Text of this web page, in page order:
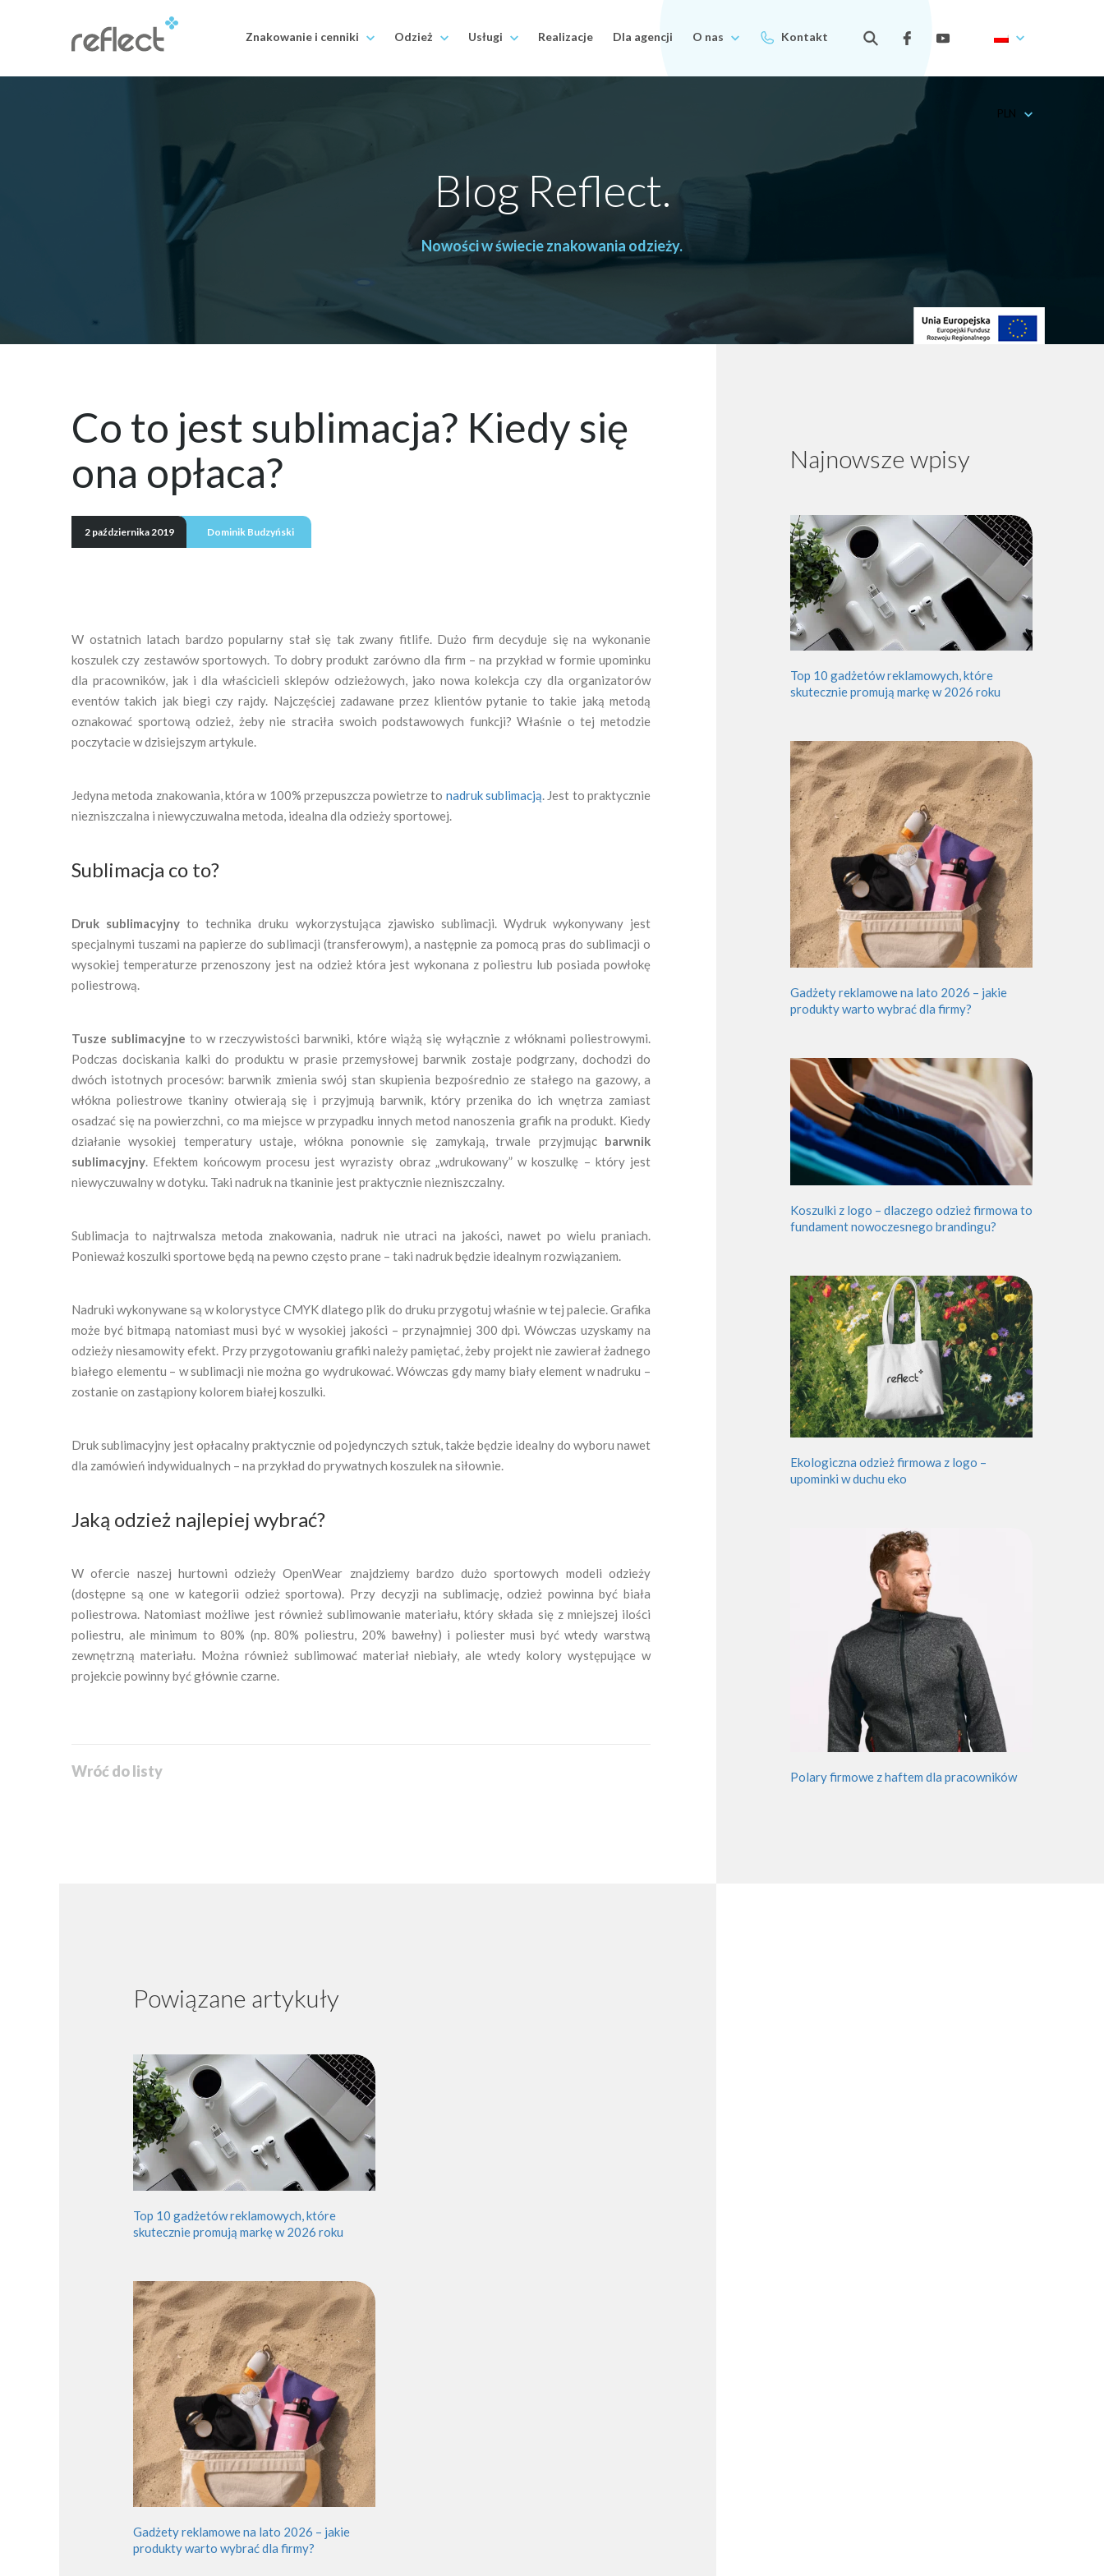
Znakowanie i cenniki Odzież Usługi Realizacje Dla agencji O nas Kontakt
PLN
Blog Reflect.
Nowości w świecie znakowania odzieży.
Co to jest sublimacja? Kiedy się
ona opłaca?
2 października 2019 Dominik Budzyński
W ostatnich latach bardzo popularny stał się tak zwany fitlife. Dużo firm decyduje się na wykonanie
koszulek czy zestawów sportowych. To dobry produkt zarówno dla firm – na przykład w formie upominku
dla pracowników, jak i dla właścicieli sklepów odzieżowych, jako nowa kolekcja czy dla organizatorów
eventów takich jak biegi czy rajdy. Najczęściej zadawane przez klientów pytanie to takie jaką metodą
oznakować sportową odzież, żeby nie straciła swoich podstawowych funkcji? Właśnie o tej metodzie
poczytacie w dzisiejszym artykule.
Jedyna metoda znakowania, która w 100% przepuszcza powietrze to nadruk sublimacją. Jest to praktycznie
niezniszczalna i niewyczuwalna metoda, idealna dla odzieży sportowej.
Sublimacja co to?
Druk sublimacyjny to technika druku wykorzystująca zjawisko sublimacji. Wydruk wykonywany jest
specjalnymi tuszami na papierze do sublimacji (transferowym), a następnie za pomocą pras do sublimacji o
wysokiej temperaturze przenoszony jest na odzież która jest wykonana z poliestru lub posiada powłokę
poliestrową.
Tusze sublimacyjne to w rzeczywistości barwniki, które wiążą się wyłącznie z włóknami poliestrowymi.
Podczas dociskania kalki do produktu w prasie przemysłowej barwnik zostaje podgrzany, dochodzi do
dwóch istotnych procesów: barwnik zmienia swój stan skupienia bezpośrednio ze stałego na gazowy, a
włókna poliestrowe tkaniny otwierają się i przyjmują barwnik, który przenika do ich wnętrza zamiast
osadzać się na powierzchni, co ma miejsce w przypadku innych metod nanoszenia grafik na produkt. Kiedy
działanie wysokiej temperatury ustaje, włókna ponownie się zamykają, trwale przyjmując barwnik
sublimacyjny. Efektem końcowym procesu jest wyrazisty obraz „wdrukowany” w koszulkę – który jest
niewyczuwalny w dotyku. Taki nadruk na tkaninie jest praktycznie niezniszczalny.
Sublimacja to najtrwalsza metoda znakowania, nadruk nie utraci na jakości, nawet po wielu praniach.
Ponieważ koszulki sportowe będą na pewno często prane – taki nadruk będzie idealnym rozwiązaniem.
Nadruki wykonywane są w kolorystyce CMYK dlatego plik do druku przygotuj właśnie w tej palecie. Grafika
może być bitmapą natomiast musi być w wysokiej jakości – przynajmniej 300 dpi. Wówczas uzyskamy na
odzieży niesamowity efekt. Przy przygotowaniu grafiki należy pamiętać, żeby projekt nie zawierał żadnego
białego elementu – w sublimacji nie można go wydrukować. Wówczas gdy mamy biały element w nadruku –
zostanie on zastąpiony kolorem białej koszulki.
Druk sublimacyjny jest opłacalny praktycznie od pojedynczych sztuk, także będzie idealny do wyboru nawet
dla zamówień indywidualnych – na przykład do prywatnych koszulek na siłownie.
Jaką odzież najlepiej wybrać?
W ofercie naszej hurtowni odzieży OpenWear znajdziemy bardzo dużo sportowych modeli odzieży
(dostępne są one w kategorii odzież sportowa). Przy decyzji na sublimację, odzież powinna być biała
poliestrowa. Natomiast możliwe jest również sublimowanie materiału, który składa się z mniejszej ilości
poliestru, ale minimum to 80% (np. 80% poliestru, 20% bawełny) i poliester musi być wtedy warstwą
zewnętrzną materiału. Można również sublimować materiał niebiały, ale wtedy kolory występujące w
projekcie powinny być głównie czarne.
Wróć do listy
Najnowsze wpisy
Top 10 gadżetów reklamowych, które
skutecznie promują markę w 2026 roku
Gadżety reklamowe na lato 2026 – jakie
produkty warto wybrać dla firmy?
Koszulki z logo – dlaczego odzież firmowa to
fundament nowoczesnego brandingu?
Ekologiczna odzież firmowa z logo –
upominki w duchu eko
Polary firmowe z haftem dla pracowników
Powiązane artykuły
Top 10 gadżetów reklamowych, które
skutecznie promują markę w 2026 roku
Gadżety reklamowe na lato 2026 – jakie
produkty warto wybrać dla firmy?